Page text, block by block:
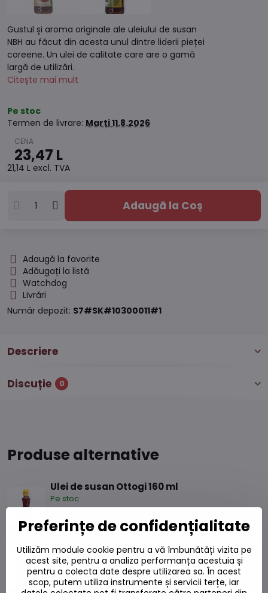
Gustul și aroma originale ale uleiului de susan
NBH au făcut din acesta unul dintre liderii pieței
coreene. Un ulei de calitate care are o gamă
largă de utilizări.
Citește mai mult
Pe stoc
Termen de livrare: Marți11.8.2026
23,47 L
21,14 L excl. TVA
Adaugă la Coș
Adaugă la favorite
Adăugați la listă
Watchdog
Livrări
Număr depozit: S7#SK#10300011#1
Descriere
Discuție 0
Produse alternative
Ulei de susan Ottogi 160 ml
Pe stoc
36,69 L Adaugă la Coș
Ulei de susan Ottogi 500ml
Pe stoc
90,72 L Adaugă la Coș
Preferințe de confidențialitate
Utilizăm module cookie pentru a vă îmbunătăți vizita pe
acest site, pentru a analiza performanța acestuia și
pentru a colecta date despre utilizarea sa. În acest
scop, putem utiliza instrumente și servicii terțe, iar